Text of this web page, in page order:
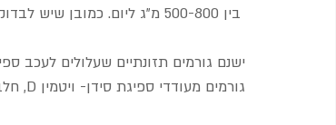
ישנם גורמים תזונתיים שעלולים לעכב
גורמים מעודדי ספיגת סידן- ויטמין D, חלבוני וסוכר החלב (לכן יש למצוא תחליפים בתזונה טבעונית)